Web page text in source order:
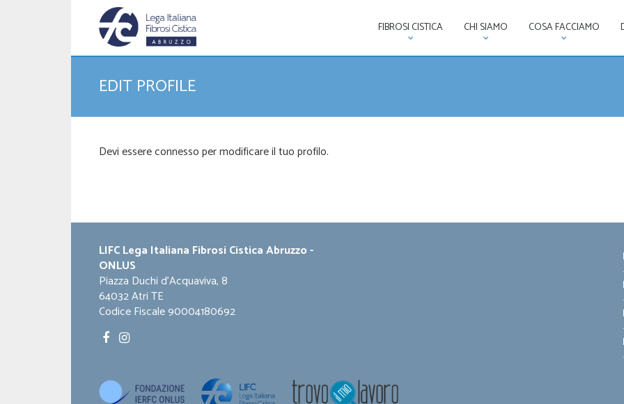
FIBROSI CISTICA CHI SIAMO COSA FACCIAMO
EDIT PROFILE
Devi essere connesso per modificare il tuo profilo.
LIFC Lega Italiana Fibrosi Cistica Abruzzo -
ONLUS
Piazza Duchi d'Acquaviva, 8
64032 Atri TE
Codice Fiscale 90004180692